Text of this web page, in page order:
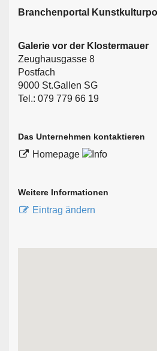
Branchen­portal
Galerie vor der Klostermauer
Zeughausgasse 8
Postfach
9000 St.Gallen SG
Tel.: 079 779 66 19
Das Unternehmen kontaktieren
Homepage
Weitere Informationen
Eintrag ändern